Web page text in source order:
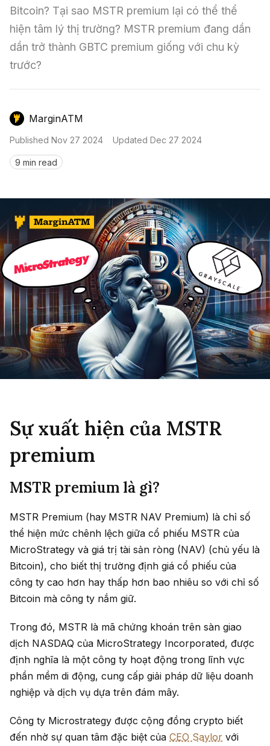
Kinh Nghiệm Đầu Tư
Sàn Giao Dịch
Công Cụ Đầu Tư
Mô Hình Biểu Đồ Giá
GameFi
Sign in
Bitcoin? Tại sao MSTR premium lại có thể thể
hiện tâm lý thị trường? MSTR premium đang dần
dần trở thành GBTC premium giống với chu kỳ
trước?
MarginATM
Published Nov 27 2024 Updated Dec 27 2024
9 min read
Sự xuất hiện của MSTR
premium
MSTR premium là gì?
MSTR Premium (hay MSTR NAV Premium) là chỉ số
thể hiện mức chênh lệch giữa cổ phiếu MSTR của
MicroStrategy và giá trị tài sản ròng (NAV) (chủ yếu là
Bitcoin), cho biết thị trường định giá cổ phiếu của
công ty cao hơn hay thấp hơn bao nhiêu so với chỉ số
Bitcoin mà công ty nắm giữ.
Trong đó, MSTR là mã chứng khoán trên sàn giao
dịch NASDAQ của MicroStrategy Incorporated, được
định nghĩa là một công ty hoạt động trong lĩnh vực
phần mềm di động, cung cấp giải pháp dữ liệu doanh
nghiệp và dịch vụ dựa trên đám mây.
Công ty Microstrategy được cộng đồng crypto biết
đến nhờ sự quan tâm đặc biệt của CEO Saylor với